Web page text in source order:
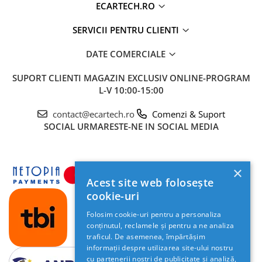
Pasionații de muzică vor aprecia procesorul digital
) cu egalizator pe36 de benzi
clar, un bas profund și o scenă sonoră perfect
calibrată pentru habitaclul masinii tale.
ECARTECH.RO
SERVICII PENTRU CLIENTI
DATE COMERCIALE
SUPORT CLIENTI MAGAZIN EXCLUSIV ONLINE-PROGRAM
L-V 10:00-15:00
contact@ecartech.ro
Comenzi & Suport
SOCIAL URMARESTE-NE IN SOCIAL MEDIA
×
Acest site web folosește
cookie-uri
Folosim cookie-uri pentru a personaliza
conținutul, reclamele și pentru a ne analiza
traficul. De asemenea, împărtășim
informații despre utilizarea site-ului nostru
cu partenerii noștri de publicitate și analiză,